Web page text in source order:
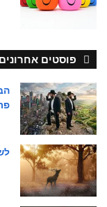
פוסטים אחרונים